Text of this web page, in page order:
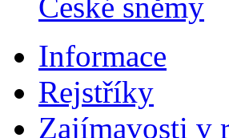
Informace
Rejstříky
Zajímavosti v